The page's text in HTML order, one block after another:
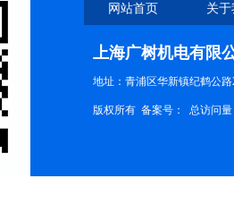
网站首页 关
上海广树机电有限
地址：青浦区华新镇纪鹤公路
版权所有 备案号： 总访问